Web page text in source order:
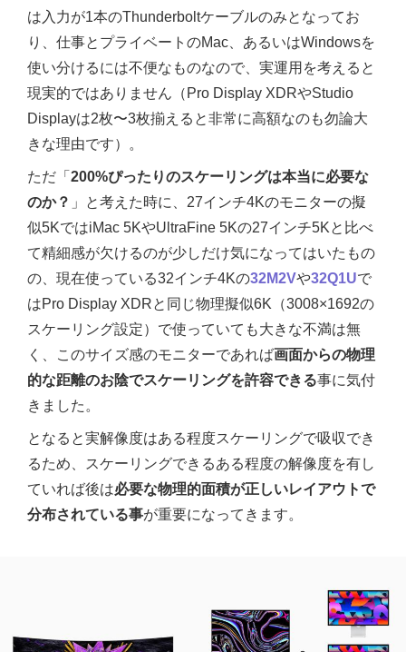
は入力が1本のThunderboltケーブルのみとなってお
り、仕事とプライベートのMac、あるいはWindowsを
使い分けるには不便なものなので、実運用を考えると
現実的ではありません（Pro Display XDRやStudio
Displayは2枚〜3枚揃えると非常に高額なのも勿論大
きな理由です）。
ただ「 200%ぴったりのスケーリングは本当に必要な
のか？ 」と考えた時に、27インチ4Kのモニターの擬
似5KではiMac 5KやUltraFine 5Kの27インチ5Kと比べ
て精細感が欠けるのが少しだけ気になってはいたもの
の、現在使っている32インチ4Kの32M2Vや32Q1Uで
はPro Display XDRと同じ物理擬似6K（3008×1692の
スケーリング設定）で使っていても大きな不満は無
く、このサイズ感のモニターであれば画面からの物理
的な距離のお陰でスケーリングを許容できる事に気付
きました。
となると実解像度はある程度スケーリングで吸収でき
るため、スケーリングできるある程度の解像度を有し
ていれば後は必要な物理的面積が正しいレイアウトで
分布されている事が重要になってきます。